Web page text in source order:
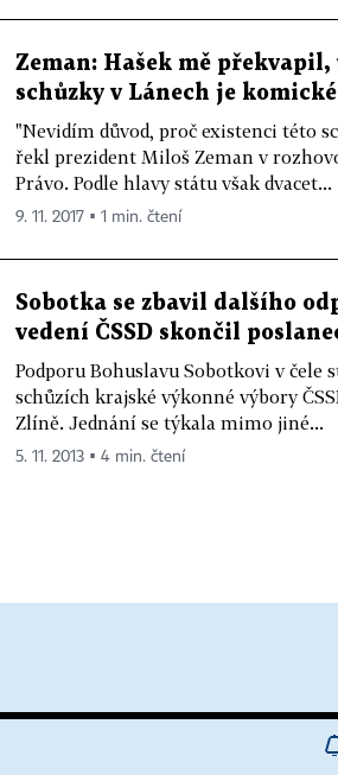
Zeman: Hašek mě
schůzky v Lánech je komické
"Nevidím důvod, proč existenci této
řekl prezident Miloš Zeman v
Právo. Podle hlavy státu však dvacet...
9. 11. 2017 ▪ 1 min. čtení
Sobotka se zbavil dalšího
vedení ČSSD skončil
Podporu Bohuslavu Sobotkovi v čele
schůzích krajské výkonné výbory
Zlíně. Jednání se týkala mimo jiné...
5. 11. 2013 ▪ 4 min. čtení